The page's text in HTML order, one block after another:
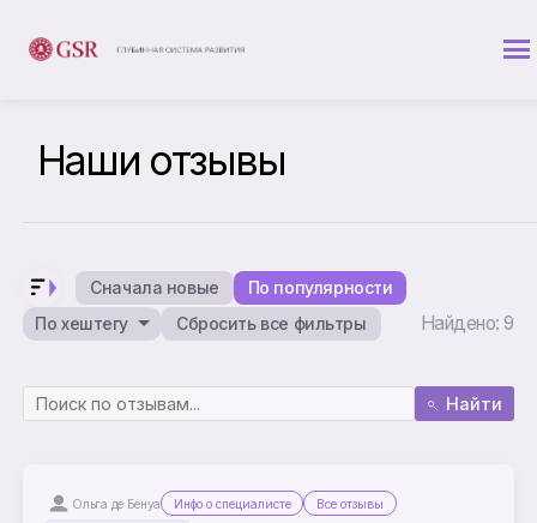
Наши отзывы
Сначала новые
По популярности
По хештегу
Сбросить все фильтры Найдено: 9
Найти
Ольга де Бенуа Инфо о специалисте
Все отзывы